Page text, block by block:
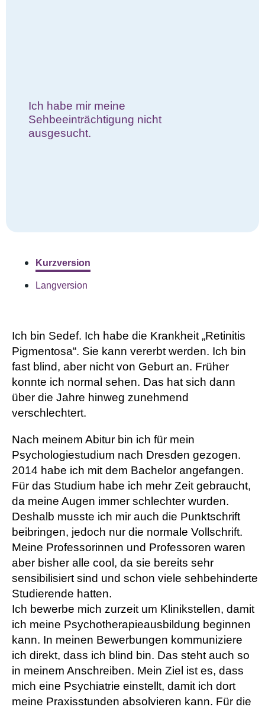
Ich habe mir meine
Sehbeeinträchtigung nicht
ausgesucht.
Kurzversion
Langversion
Ich bin Sedef. Ich habe die Krankheit „Retinitis
Pigmentosa“. Sie kann vererbt werden. Ich bin
fast blind, aber nicht von Geburt an. Früher
konnte ich normal sehen. Das hat sich dann
über die Jahre hinweg zunehmend
verschlechtert.
Nach meinem Abitur bin ich für mein
Psychologiestudium nach Dresden gezogen.
2014 habe ich mit dem Bachelor angefangen.
Für das Studium habe ich mehr Zeit gebraucht,
da meine Augen immer schlechter wurden.
Deshalb musste ich mir auch die Punktschrift
beibringen, jedoch nur die normale Vollschrift.
Meine Professorinnen und Professoren waren
aber bisher alle cool, da sie bereits sehr
sensibilisiert sind und schon viele sehbehinderte
Studierende hatten.
Ich bewerbe mich zurzeit um Klinikstellen, damit
ich meine Psychotherapieausbildung beginnen
kann. In meinen Bewerbungen kommuniziere
ich direkt, dass ich blind bin. Das steht auch so
in meinem Anschreiben. Mein Ziel ist es, dass
mich eine Psychiatrie einstellt, damit ich dort
meine Praxisstunden absolvieren kann. Für die